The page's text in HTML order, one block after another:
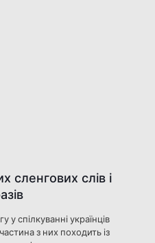
сленгових слів і
у спілкуванні українців
з них походить із